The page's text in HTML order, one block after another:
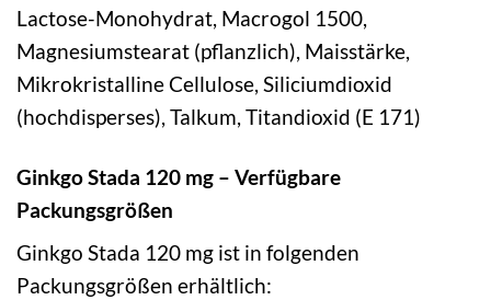
Lactose-Monohydrat, Macrogol 1500,
Magnesiumstearat (pflanzlich), Maisstärke,
Mikrokristalline Cellulose, Siliciumdioxid
(hochdisperses), Talkum, Titandioxid (E 171)
Ginkgo Stada 120 mg – Verfügbare
Packungsgrößen
Ginkgo Stada 120 mg ist in folgenden
Packungsgrößen erhältlich: